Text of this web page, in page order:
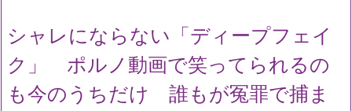
シャレにならない「ディープフェイ
ク」 ポルノ動画で笑ってられるの
も今のうちだけ 誰もが冤罪で捕ま